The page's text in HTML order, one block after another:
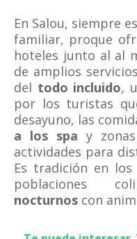
En Salou, siempre
familiar, proque
hoteles junto al al
de amplios
del todo incluido,
por los turistas
desayuno, las
a los spa y
actividades para
Es tradición en
poblaciones
nocturnos con